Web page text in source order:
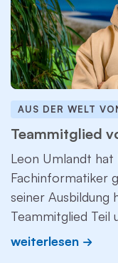
AUS DER WELT
Teammitglied
Leon Umlandt hat
Fachinformatiker
seiner Ausbildung
Teammitglied Teil
weiterlesen